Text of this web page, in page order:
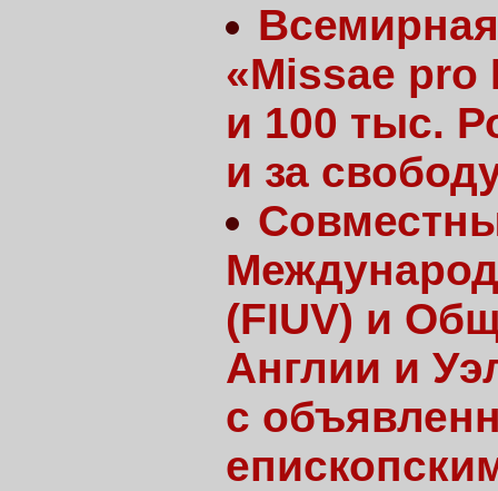
«Missae
и 100 тыс.
и за
(FIUV) и
Англии и
с